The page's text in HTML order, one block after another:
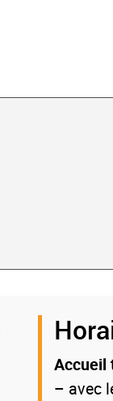
Accueil
– avec